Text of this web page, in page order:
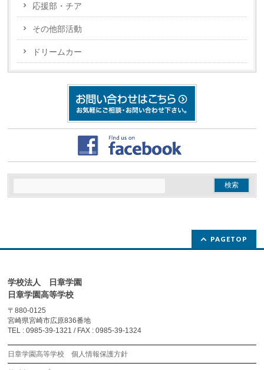
応援部・チア
その他部活動
ドリームカー
PAGETOP
学校法人 日章学園
日章学園高等学校
〒880-0125
宮崎県宮崎市広原836番地
TEL : 0985-39-1321 / FAX : 0985-39-1324
日章学園高等学校 個人情報保護方針